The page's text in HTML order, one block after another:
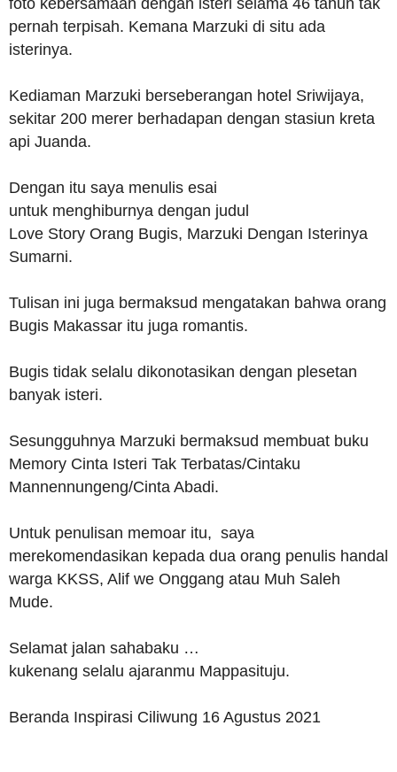
pernah terpisah. Kemana Marzuki di situ ada
isterinya.
Kediaman Marzuki berseberangan hotel Sriwijaya,
sekitar 200 merer berhadapan dengan stasiun kreta
api Juanda.
Dengan itu saya menulis esai
untuk menghiburnya dengan judul
Love Story Orang Bugis, Marzuki Dengan Isterinya
Sumarni.
Tulisan ini juga bermaksud mengatakan bahwa orang
Bugis Makassar itu juga romantis.
Bugis tidak selalu dikonotasikan dengan plesetan
banyak isteri.
Sesungguhnya Marzuki bermaksud membuat buku
Memory Cinta Isteri Tak Terbatas/Cintaku
Mannennungeng/Cinta Abadi.
Untuk penulisan memoar itu, saya
merekomendasikan kepada dua orang penulis handal
warga KKSS, Alif we Onggang atau Muh Saleh
Mude.
Selamat jalan sahabaku …
kukenang selalu ajaranmu Mappasituju.
Beranda Inspirasi Ciliwung 16 Agustus 2021